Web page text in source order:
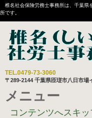
椎名社会保険労務士事務所は、千葉県
所です。
TEL.0479-73-3060
〒289-2144 千葉県匝瑳市八日市場
メニュー
コンテンツへスキッ